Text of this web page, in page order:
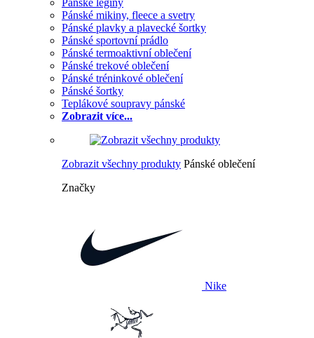
Pánské legíny
Pánské mikiny, fleece a svetry
Pánské plavky a plavecké šortky
Pánské sportovní prádlo
Pánské termoaktivní oblečení
Pánské trekové oblečení
Pánské tréninkové oblečení
Pánské šortky
Teplákové soupravy pánské
Zobrazit více...
Zobrazit všechny produkty Pánské oblečení
Značky
Nike